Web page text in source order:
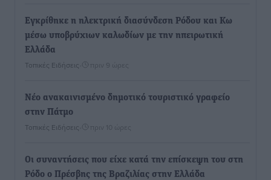
Εγκρίθηκε η ηλεκτρική διασύνδεση Ρόδου και Κω
μέσω υποβρύχιων καλωδίων με την ηπειρωτική
Ελλάδα
Τοπικές Ειδήσεις πριν 9 ώρες
Νέο ανακαινισμένο δημοτικό τουριστικό γραφείο
στην Πάτμο
Τοπικές Ειδήσεις πριν 10 ώρες
Οι συναντήσεις που είχε κατά την επίσκεψη του στη
Ρόδο ο Πρέσβης της Βραζιλίας στην Ελλάδα